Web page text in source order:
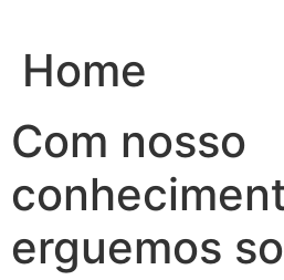
conteúdo
Home
Com nosso
erguemos